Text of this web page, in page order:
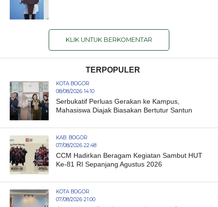
KLIK UNTUK BERKOMENTAR
TERPOPULER
KOTA BOGOR
08/08/2026 14:10
Serbukatif Perluas Gerakan ke Kampus,
Mahasiswa Diajak Biasakan Bertutur Santun
KAB. BOGOR
07/08/2026 22:48
CCM Hadirkan Beragam Kegiatan Sambut HUT
Ke-81 RI Sepanjang Agustus 2026
KOTA BOGOR
07/08/2026 21:00